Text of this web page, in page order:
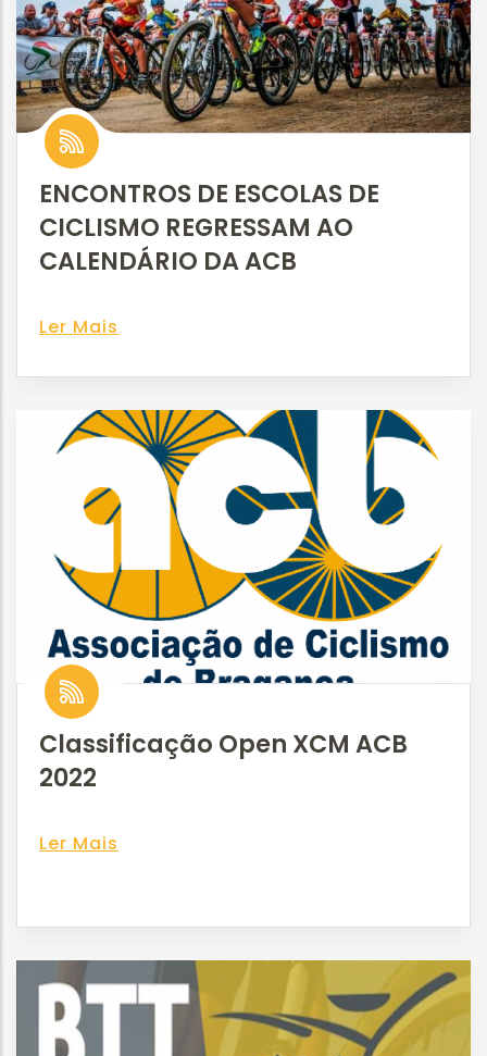
ENCONTROS DE ESCOLAS DE
CICLISMO REGRESSAM AO
CALENDÁRIO DA ACB
Ler Mais
Classificação Open XCM ACB
2022
Ler Mais